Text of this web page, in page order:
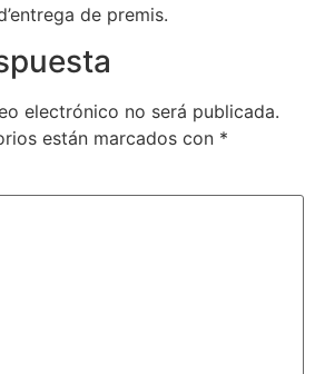
de premis.
electrónico no será publicada.
están marcados con *